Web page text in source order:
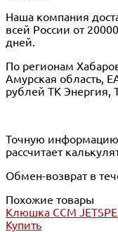
Наша компания
всей России от
дней.
По регионам
Амурская область,
рублей ТК Энергия,
Точную информацию
рассчитает
Обмен-возврат в
Похожие товары
Клюшка CCM
Купить